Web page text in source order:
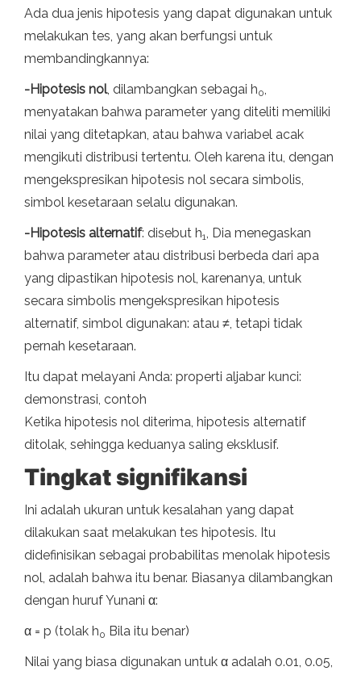
Ada dua jenis hipotesis yang dapat digunakan untuk
melakukan tes, yang akan berfungsi untuk
membandingkannya:
-Hipotesis nol, dilambangkan sebagai h0,
menyatakan bahwa parameter yang diteliti memiliki
nilai yang ditetapkan, atau bahwa variabel acak
mengikuti distribusi tertentu. Oleh karena itu, dengan
mengekspresikan hipotesis nol secara simbolis,
simbol kesetaraan selalu digunakan.
-Hipotesis alternatif: disebut h1, Dia menegaskan
bahwa parameter atau distribusi berbeda dari apa
yang dipastikan hipotesis nol, karenanya, untuk
secara simbolis mengekspresikan hipotesis
alternatif, simbol digunakan: atau ≠, tetapi tidak
pernah kesetaraan.
Itu dapat melayani Anda: properti aljabar kunci:
demonstrasi, contoh
Ketika hipotesis nol diterima, hipotesis alternatif
ditolak, sehingga keduanya saling eksklusif.
Tingkat signifikansi
Ini adalah ukuran untuk kesalahan yang dapat
dilakukan saat melakukan tes hipotesis. Itu
didefinisikan sebagai probabilitas menolak hipotesis
nol, adalah bahwa itu benar. Biasanya dilambangkan
dengan huruf Yunani α:
α = p (tolak h0 Bila itu benar)
Nilai yang biasa digunakan untuk α adalah 0.01, 0.05,